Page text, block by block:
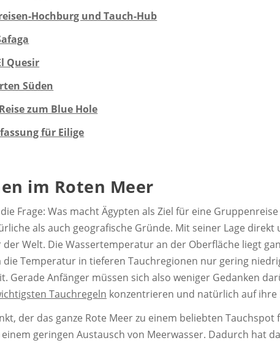
Hochburg und Tauch-Hub
Quesir
Süden
zum Blue Hole
für Eilige
im Roten Meer
Frage: Was macht Ägypten als Ziel für eine
als auch geografische Gründe. Mit seiner Lage
Welt. Die Wassertemperatur an der Oberfläche liegt
die Temperatur in tieferen Tauchregionen nur gering
Gerade Anfänger müssen sich also weniger Gedanken
Tauchregeln konzentrieren und natürlich auf
der das ganze Rote Meer zu einem beliebten
geringen Austausch von Meerwasser. Dadurch hat